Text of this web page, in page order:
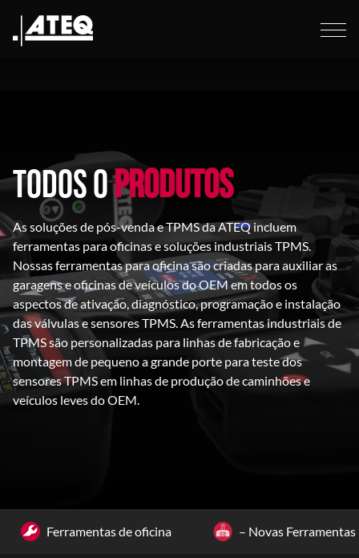
TODOS OPRODUTOS
As soluções de pós-venda e TPMS da ATEQ incluem
ferramentas para oficinas e soluções industriais TPMS.
Nossas ferramentas para oficina são criadas para auxiliar as
garagens e oficinas de veículos do OEM em todos os
aspectos de ativação, diagnóstico, programação e instalação
das válvulas e sensores TPMS. As ferramentas industriais de
TPMS são personalizadas para linhas de fabricação e
montagem de pequeno a grande porte para teste dos
sensores TPMS em linhas de produção de caminhões e
veículos leves do OEM.
Ferramentas de oficina – Novas Ferramentas